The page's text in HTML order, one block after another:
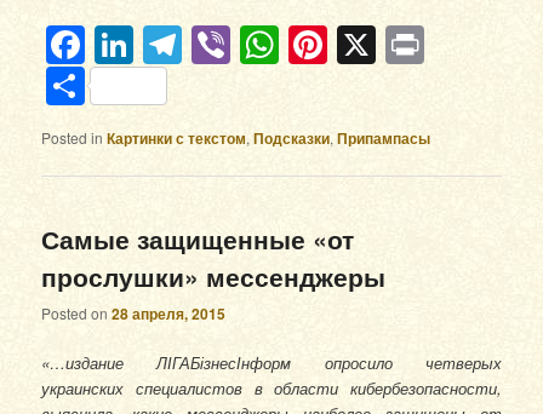
Facebook
LinkedIn
Telegram
ViberWhatsApp
Pinterest
X
Отправить
Posted in Картинки с текстом,Подсказки,Припампасы
Самые защищенные «от
прослушки» мессенджеры
Posted on28 апреля, 2015
«…издание ЛІГАБізнесІнформ опросило четверых
украинских специалистов в области кибербезопасности,